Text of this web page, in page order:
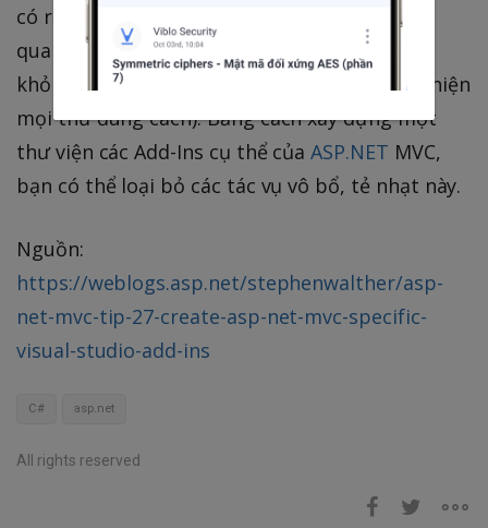
có rất nhiều tác vụ tạo tệp lặp đi lặp lại liên
quan khi đưa ứng dụng
MVC mới ra
khỏi nền tảng (Đặc biệt nếu bạn muốn thực hiện
mọi thứ đúng cách). Bằng cách xây dựng một
thư viện các Add-Ins cụ thể củaASP.NET MVC,
bạn có thể loại bỏ các tác vụ vô bổ, tẻ nhạt này.
Nguồn:
https://weblogs.asp.net/stephenwalther/asp-
net-mvc-tip-27-create-asp-net-mvc-specific-
visual-studio-add-ins
C# asp.net
All rights reserved